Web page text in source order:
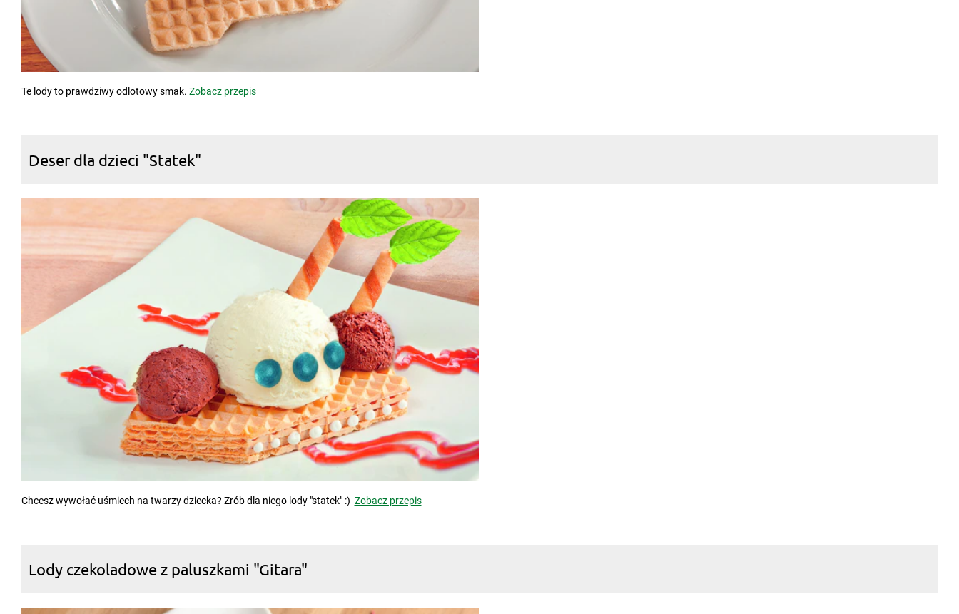
Te lody to prawdziwy odlotowy smak. Zobacz przepis
Deser dla dzieci "Statek"
Chcesz wywołać uśmiech na twarzy dziecka? Zrób dla niego lody "statek" :) Zobacz przepis
Lody czekoladowe z paluszkami "Gitara"